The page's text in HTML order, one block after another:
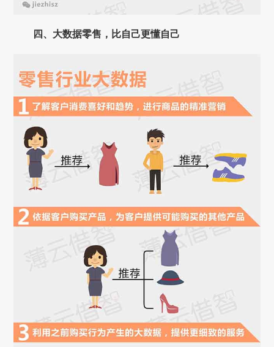
四、大数据零售，比自己更懂自己